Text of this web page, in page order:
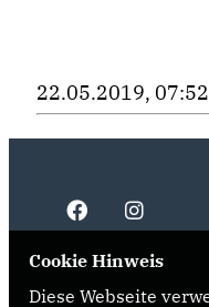
22.05.2019,
IMPRESSUM
Cookie Hinweis
Diese Webseite